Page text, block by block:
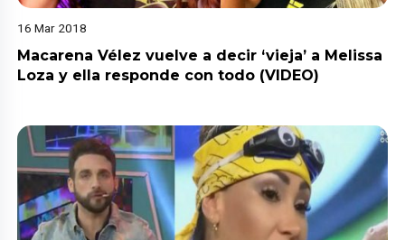
16 Mar 2018
Macarena Vélez vuelve a decir ‘vieja’ a Melissa
Loza y ella responde con todo (VIDEO)